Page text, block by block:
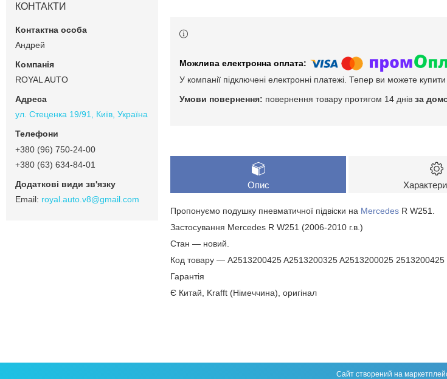
У компанії підключені електронні платежі. Тепер ви можете
повернення товару протягом 14 днів за
Опис
Пропонуємо подушку пневматичної підвіски на Mercedes R W251.
Застосування Mercedes R W251 (2006-2010 г.в.)
Стан — новий.
Код товару — A2513200425 A2513200325 A2513200025
Гарантія
Є Китай, Krafft (Німеччина), оригінал
КОНТАКТИ
Андрей
ROYAL AUTO
ул. Стеценка 19/91, Київ, Україна
+380 (96) 750-24-00
+380 (63) 634-84-01
royal.auto.v8@gmail.com
Сайт створений на